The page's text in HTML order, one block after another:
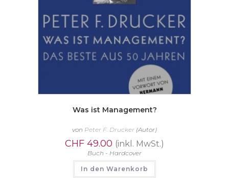
Was ist Management?
von Peter F. Drucker (Autor)
CHF 49.00 (inkl. MwSt.)
Buch - Hardcover
In den Warenkorb